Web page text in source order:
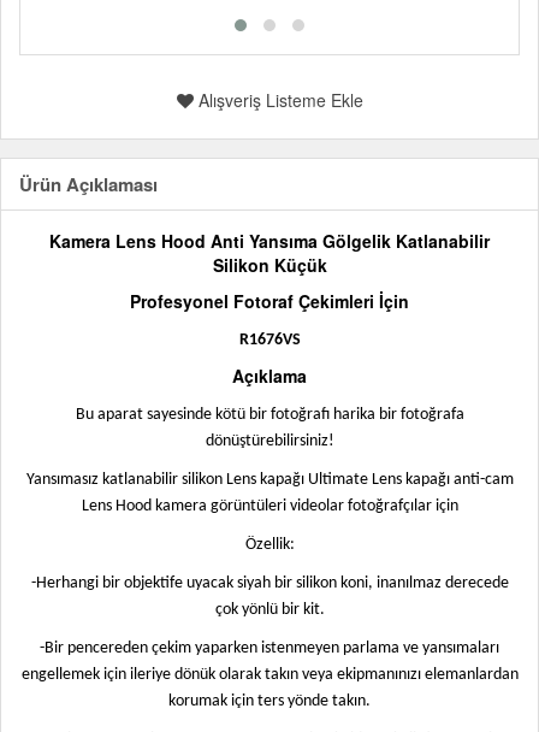
Alışveriş Listeme Ekle
Ürün Açıklaması
Kamera Lens Hood Anti Yansıma Gölgelik Katlanabilir
Silikon Küçük
Profesyonel Fotoraf Çekimleri İçin
R1676VS
Açıklama
Bu aparat sayesinde kötü bir fotoğrafı harika bir fotoğrafa
dönüştürebilirsiniz!
Yansımasız katlanabilir silikon Lens kapağı Ultimate Lens kapağı anti-cam
Lens Hood kamera görüntüleri videolar fotoğrafçılar için
Özellik:
-Herhangi bir objektife uyacak siyah bir silikon koni, inanılmaz derecede
çok yönlü bir kit.
-Bir pencereden çekim yaparken istenmeyen parlama ve yansımaları
engellemek için ileriye dönük olarak takın veya ekipmanınızı elemanlardan
korumak için ters yönde takın.